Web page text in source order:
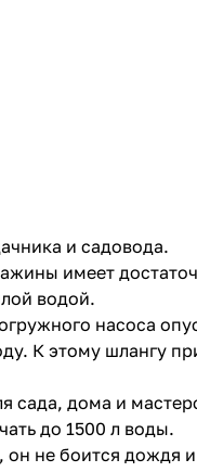
и садовода.
имеет
водой.
насоса
К этому шлангу
сада, дома и
до 1500 л воды.
он не боится дождя
раз в 2 недели